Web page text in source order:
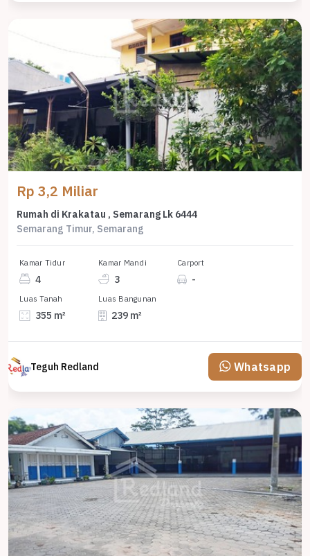
Rp 3,2 Miliar
Rumah di Krakatau , Semarang Lk 6444
Semarang Timur, Semarang
Kamar Tidur
4
Kamar Mandi
3
Carport
-
Luas Tanah
355 m²
Luas Bangunan
239 m²
Teguh Redland Whatsapp